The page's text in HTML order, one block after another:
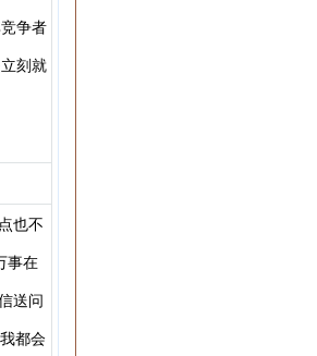
争者
刻就
也不
事在
送问
都会